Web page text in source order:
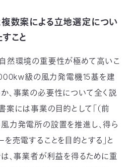
数案による立地選定につい
こと
然環境の重要性が極めて高いこ
級の風力発電機15基を建
、事業の必要性について全く説
案には事業の目的として「（前
力発電所の設置を推進し、得ら
売電することを目的とする」と
は、事業者が利益を得るために重